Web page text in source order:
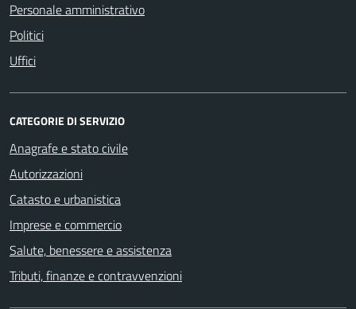
Personale amministrativo
Politici
Uffici
CATEGORIE DI SERVIZIO
Anagrafe e stato civile
Autorizzazioni
Catasto e urbanistica
Imprese e commercio
Salute, benessere e assistenza
Tributi, finanze e contravvenzioni